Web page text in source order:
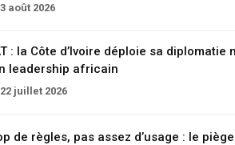
3 août 2026
: la Côte d’Ivoire déploie sa
leadership africain
22 juillet 2026
de règles, pas assez d’usage : le